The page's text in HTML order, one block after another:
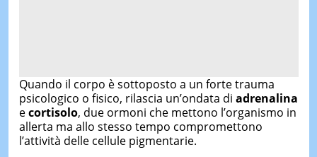
Quando il corpo è sottoposto a un forte trauma
psicologico o fisico, rilascia un’ondata di adrenalina
ecortisolo, due ormoni che mettono l’organismo in
allerta ma allo stesso tempo compromettono
l’attività delle cellule pigmentarie.